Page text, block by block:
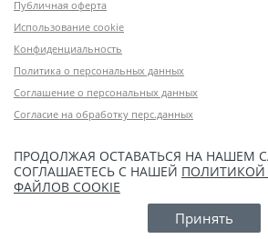
Публичная оферта
Использование cookie
Конфиденциальность
Политика о персональных данных
Соглашение о персональных данных
Согласие на обработку перс.данных
ПРОДОЛЖАЯ ОСТАВАТЬСЯ НА НАШЕМ
СОГЛАШАЕТЕСЬ С НАШЕЙ ПОЛИТИКОЙ
ФАЙЛОВ COOKIE
Принять